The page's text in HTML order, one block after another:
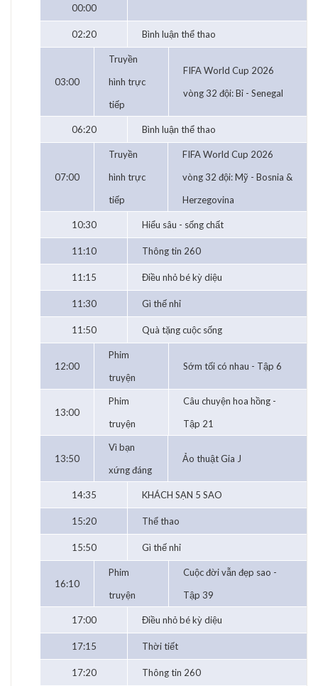
00:00
02:20 Bình luận thể thao
03:00
Truyền
hình trực
tiếp
FIFA World Cup 2026
vòng 32 đội: Bỉ - Senegal
06:20 Bình luận thể thao
07:00
Truyền
hình trực
tiếp
FIFA World Cup 2026
vòng 32 đội: Mỹ - Bosnia &
Herzegovina
10:30 Hiểu sâu - sống chất
11:10 Thông tin 260
11:15 Điều nhỏ bé kỳ diệu
11:30 Gì thế nhỉ
11:50 Quà tặng cuộc sống
12:00
Phim
truyện
Sớm tối có nhau - Tập 6
13:00
Phim
truyện
Câu chuyện hoa hồng -
Tập 21
13:50
Vì bạn
xứng đáng
Ảo thuật Gia J
14:35 KHÁCH SẠN 5 SAO
15:20 Thể thao
15:50 Gì thế nhỉ
16:10
Phim
truyện
Cuộc đời vẫn đẹp sao -
Tập 39
17:00 Điều nhỏ bé kỳ diệu
17:15 Thời tiết
17:20 Thông tin 260